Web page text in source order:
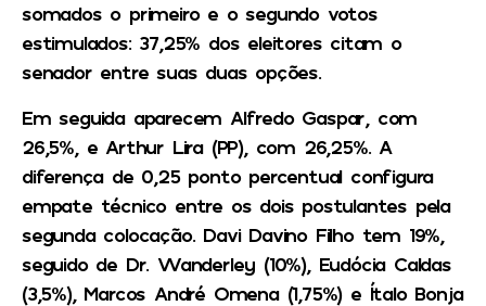
somados o primeiro e o segundo votos
estimulados: 37,25% dos eleitores citam o
senador entre suas duas opções.
Em seguida aparecem Alfredo Gaspar, com
26,5%, e Arthur Lira (PP), com 26,25%. A
diferença de 0,25 ponto percentual configura
empate técnico entre os dois postulantes pela
segunda colocação. Davi Davino Filho tem 19%,
seguido de Dr. Wanderley (10%), Eudócia Caldas
(3,5%), Marcos André Omena (1,75%) e Ítalo Bonja